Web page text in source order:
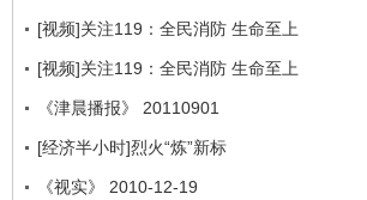
[视频]关注119：全民消防 生命至上
[视频]关注119：全民消防 生命至上
《津晨播报》 20110901
[经济半小时]烈火“炼”新标
《视实》 2010-12-19